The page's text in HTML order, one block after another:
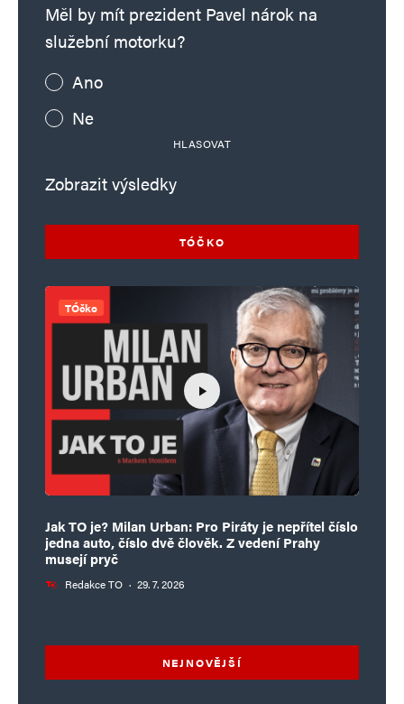
Měl by mít prezident Pavel nárok na
služební motorku?
Ano
Ne
HLASOVAT
Zobrazit výsledky
TÓČKO
TÓčko
Jak TO je? Milan Urban: Pro Piráty je nepřítel číslo
jedna auto, číslo dvě člověk. Z vedení Prahy
musejí pryč
Redakce TO · 29. 7. 2026
NEJNOVĚJŠÍ